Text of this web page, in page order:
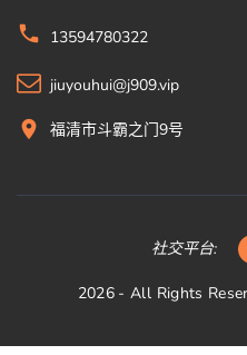
13594780322
jiuyouhui@j909.vip
福清市斗霸之门9号
社交平台:
2026 - All Rights